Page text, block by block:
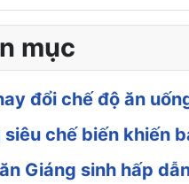
mục
đổi chế độ ăn
chế biến khiến
Giáng sinh hấp